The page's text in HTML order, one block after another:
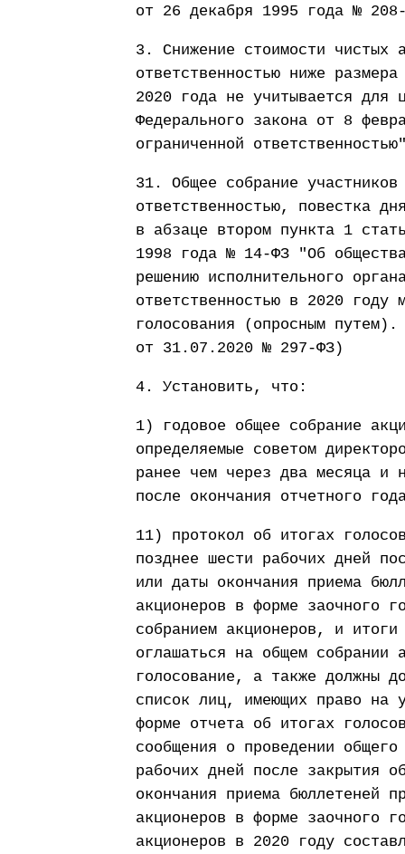
от 26 декабря 1995 года №
3. Снижение стоимости чистых
ответственностью ниже
2020 года не учитывается для
Федерального закона от 8
ограниченной
31. Общее собрание
ответственностью, повестка
в абзаце втором пункта 1
1998 года № 14-ФЗ "Об
решению исполнительного
ответственностью в 2020 году
голосования (опросным
от 31.07.2020 № 297-ФЗ)
4. Установить, что:
1) годовое общее собрание
определяемые советом
ранее чем через два месяца и
после окончания отчетного
11) протокол об итогах
позднее шести рабочих дней
или даты окончания приема
акционеров в форме заочного
собранием акционеров, и
оглашаться на общем собрании
голосование, а также должны
список лиц, имеющих право на
форме отчета об итогах
сообщения о проведении
рабочих дней после закрытия
окончания приема бюллетеней
акционеров в форме заочного
акционеров в 2020 году